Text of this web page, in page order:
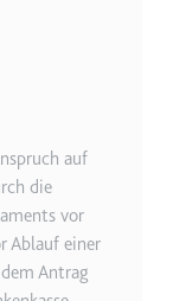
auf
die
vor
Ablauf einer
Antrag